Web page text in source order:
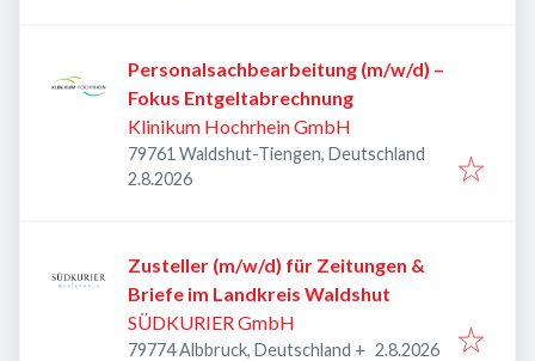
Personalsachbearbeitung (m/w/d) –
Fokus Entgeltabrechnung
Klinikum Hochrhein GmbH
79761 Waldshut-Tiengen, Deutschland
Veröffentlicht
2.8.2026
Zusteller (m/w/d) für Zeitungen &
Briefe im Landkreis Waldshut
SÜDKURIER GmbH
79774 Albbruck, Deutschland + Veröffentlicht
2.8.2026